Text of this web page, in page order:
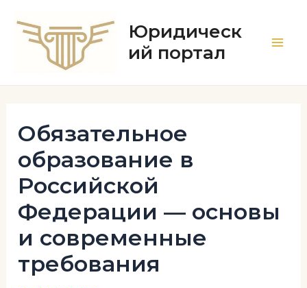
содержимому
Юридическ
ий портал
Обязательное
образование в
Российской
Федерации — основы
и современные
требования